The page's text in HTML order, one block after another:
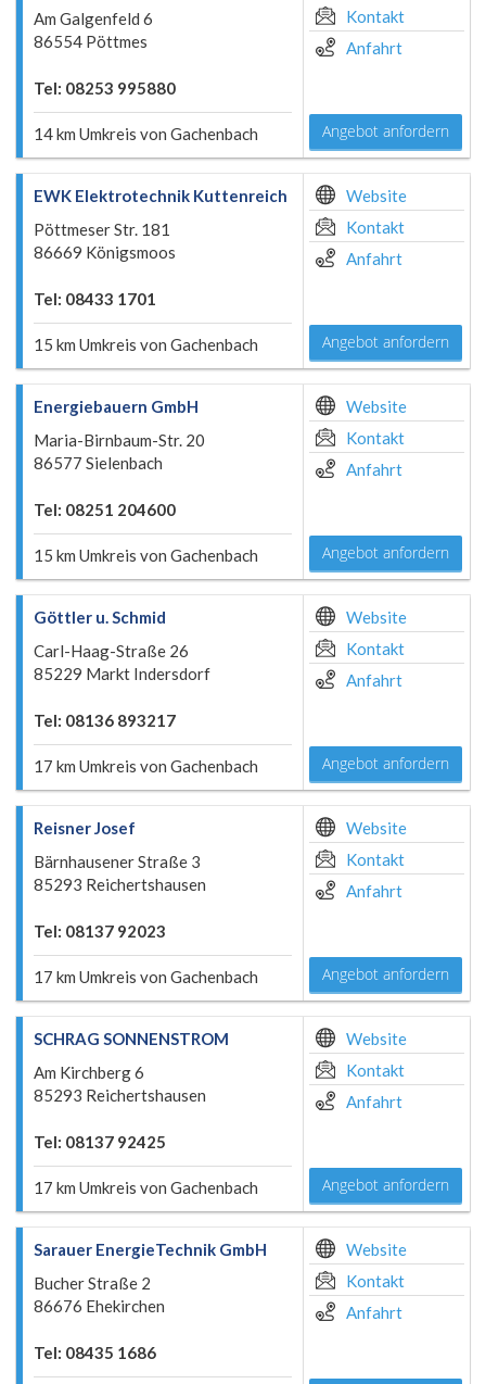
Am Galgenfeld 6
86554 Pöttmes
Tel: 08253 995880
14 km Umkreis von Gachenbach
Kontakt
Anfahrt
Angebot anfordern
EWK Elektrotechnik Kuttenreich
Pöttmeser Str. 181
86669 Königsmoos
Tel: 08433 1701
15 km Umkreis von Gachenbach
Website
Kontakt
Anfahrt
Angebot anfordern
Energiebauern GmbH
Maria-Birnbaum-Str. 20
86577 Sielenbach
Tel: 08251 204600
15 km Umkreis von Gachenbach
Website
Kontakt
Anfahrt
Angebot anfordern
Göttler u. Schmid
Carl-Haag-Straße 26
85229 Markt Indersdorf
Tel: 08136 893217
17 km Umkreis von Gachenbach
Website
Kontakt
Anfahrt
Angebot anfordern
Reisner Josef
Bärnhausener Straße 3
85293 Reichertshausen
Tel: 08137 92023
17 km Umkreis von Gachenbach
Website
Kontakt
Anfahrt
Angebot anfordern
SCHRAG SONNENSTROM
Am Kirchberg 6
85293 Reichertshausen
Tel: 08137 92425
17 km Umkreis von Gachenbach
Website
Kontakt
Anfahrt
Angebot anfordern
Sarauer EnergieTechnik GmbH
Bucher Straße 2
86676 Ehekirchen
Tel: 08435 1686
Website
Kontakt
Anfahrt